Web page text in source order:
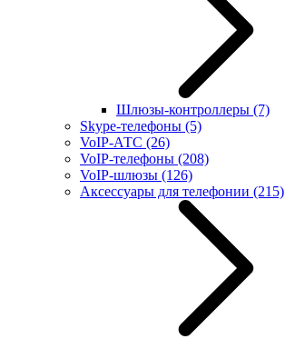
Шлюзы-контроллеры (7)
Skype-телефоны (5)
VoIP-АТС (26)
VoIP-телефоны (208)
VoIP-шлюзы (126)
Аксессуары для телефонии (215)